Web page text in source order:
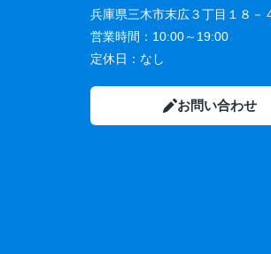
兵庫県三木市末広３丁目１８－
営業時間： 10:00～19:00
定休日： なし
お問い合わせ